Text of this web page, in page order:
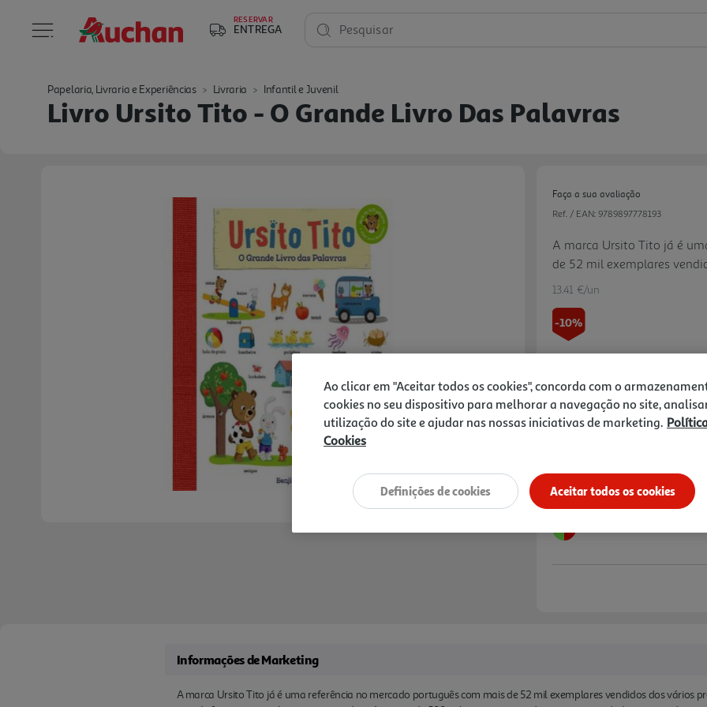
RESERVAR
ENTREGA Pesquisar
Papelaria, Livraria e Experiências Livraria Infantil e Juvenil
Livro Ursito Tito - O Grande Livro Das Palavras
Faça a sua avaliação
Ref. / EAN: 9789897778193
A marca Ursito Tito já é
de 52 mil exemplares
livro de grande formato e
hospital, quinta, férias,
totalmente cartonados e
e descobrir novas palavras
separadores que facilitam
coloridas e com muitos
crianças enquanto as
mundo ao redor. > Temos
13.41 €/un
-10%
13,41 €
Notas de preparação
Informações de Marketing
A marca Ursito Tito já é uma referência no mercado português com mais de 52 mil exemplares vendidos dos vários
Ao clicar em "Aceitar todos os cookies", concorda com o
cookies no seu dispositivo para melhorar a navegação no site,
utilização do site e ajudar nas nossas iniciativas de marketing.
Cookies
Aceitar todos os cookies
Definições de cookies